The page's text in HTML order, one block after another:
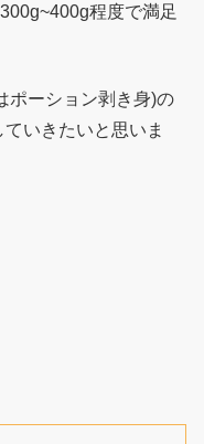
程度で満足
ポーション剥き身)の
いきたいと思いま